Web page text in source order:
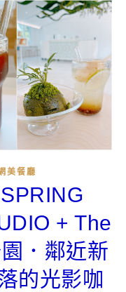
美餐廳
+ The
．鄰近新
的光影咖